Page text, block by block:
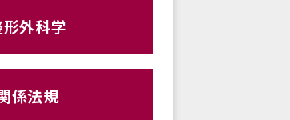
外科学
係法規